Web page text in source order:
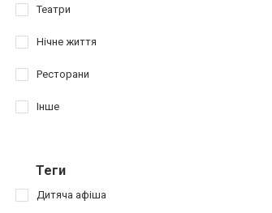
Театри
Нічне життя
Ресторани
Інше
Теги
Дитяча афіша